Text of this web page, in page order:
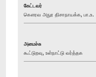
கேட்டவர்
கௌரவ அநுர திசாநாயக்க, பா.உ.
அமைச்சு
கூட்டுறவு, உள்நாட்டு வர்த்தக